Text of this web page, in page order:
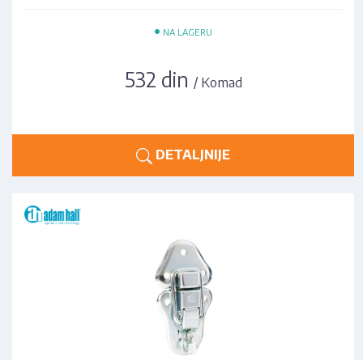
• NA LAGERU
532 din / Komad
DETALJNIJE